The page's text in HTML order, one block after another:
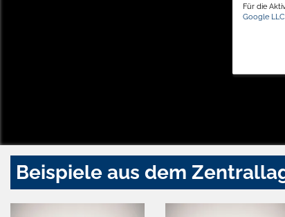
Für die
Google LLC
Beispiele aus dem